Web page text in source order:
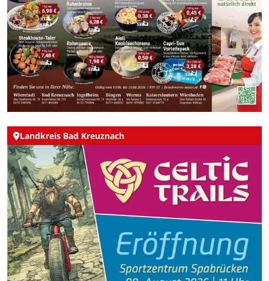
Landkreis Bad Kreuznach